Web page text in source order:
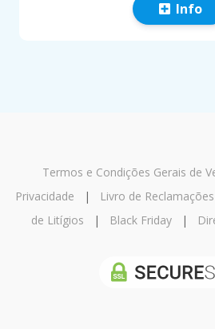
Info
Termos e Condições Gerais de
Privacidade | Livro de Reclamações
de Litígios | Black Friday |